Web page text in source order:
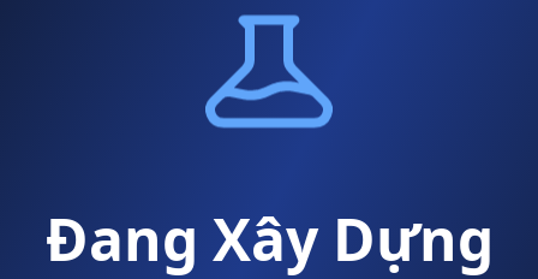
Đang Xây Dựng